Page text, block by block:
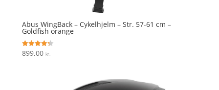
Abus WingBack – Cykelhjelm – Str. 57-61 cm –
Goldfish orange
Vurderet
4.3
899,00 kr.